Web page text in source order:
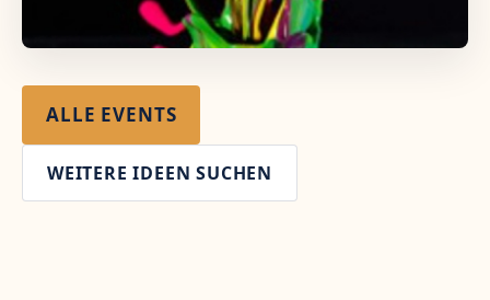
ALLE EVENTS
WEITERE IDEEN SUCHEN